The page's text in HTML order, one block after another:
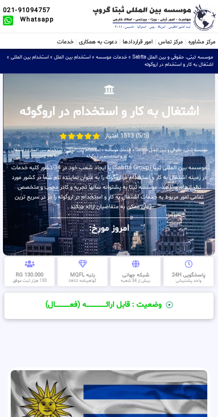
021-91094757
Whatsapp
مرکز مشاوره مرکز تماس امور قراردادها دعوت به همکاری خدمات
موسسه ثبتی، حقوقی و بین الملل Sabtta » خدمات موسسه » استخدام بین الملل » استخدام بین المللی »
اشتغال به کار و استخدام در اروگوئه
اشتغال به کار و استخدام در اروگوئه
(5/5) 1513 امتیاز
موسسه ثبتی، حقوقی و بین الملل Sabtta »خدمات موسسه»استخدام بین الملل»استخدام بین المللی»اشتغال
به کار و استخدام در اروگوئه
موسسه بین المللی ثبتا (Sabtta Group) با ایجاد شعب خود در 34 کشور کلیه خدمات
در زمینه اشتغال به کار و استخدام در اروگوئه را به عنوان نماینده تام شما در کشور مورد
نظر انجام میدهد . موسسه ثبتا به پشتوانه سالها تجربه و کادر مجرب و متخصص
تمامی امور مربوط به خدمات اشتغال به کار و استخدام در اروگوئه را در در سریع ترین
زمان ممکن به متقاضیان ارائه میکند .
امروز مورخ:
پاسخگویی 24H
واحد پشتیبانی
شبکه جهانی
بیش از 34 شعبه
رتبه MQFL
گواهینامه cess
130.000 RG
130 هزار ثبت موفق
وضعیت : قابل ارائــــــــــــــــــــه (فعـــــــــــــــال)